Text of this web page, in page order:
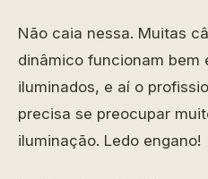
Não caia nessa. Muitas
dinâmico funcionam bem
iluminados, e aí o
precisa se preocupar
iluminação. Ledo engano!